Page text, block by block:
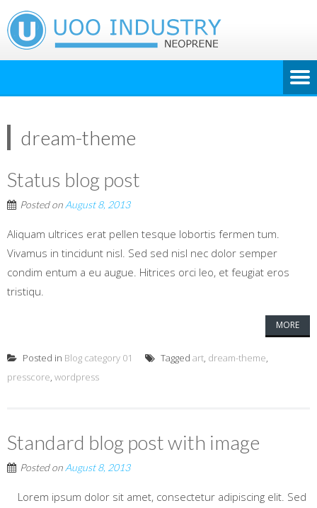
dream-theme
Status blog post
Posted on August 8, 2013
Aliquam ultrices erat pellen tesque lobortis fermen tum.
Vivamus in tincidunt nisl. Sed sed nisl nec dolor semper
condim entum a eu augue. Hitrices orci leo, et feugiat eros
tristiqu.
MORE
Posted in Blog category 01 Tagged art, dream-theme,
presscore, wordpress
Standard blog post with image
Posted on August 8, 2013
Lorem ipsum dolor sit amet, consectetur adipiscing elit. Sed